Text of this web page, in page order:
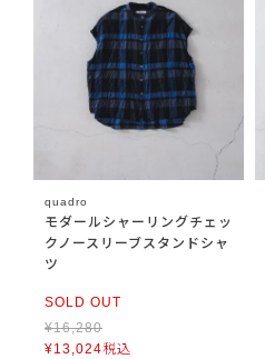
quadro
モダールシャーリングチェッ
クノースリーブスタンドシャ
ツ
SOLD OUT
¥16,280
¥13,024税込